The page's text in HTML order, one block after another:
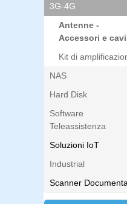
3G-4G
Antenne -
Accessori e cavi
Kit di
NAS
Hard Disk
Software
Teleassistenza
Soluzioni IoT
Industrial
Scanner